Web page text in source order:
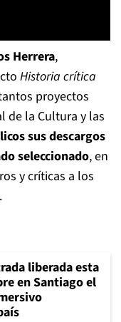
Herrera,
Historia crítica
proyectos
de la Cultura y las
sus descargos
seleccionado, en
y críticas a los
liberada esta
en Santiago el